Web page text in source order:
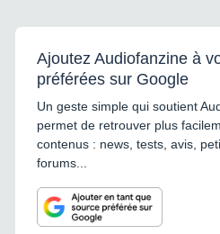
Ajoutez Audiofanzine à
préférées sur Google
Un geste simple qui soutient
permet de retrouver plus
contenus : news, tests, avis,
forums...